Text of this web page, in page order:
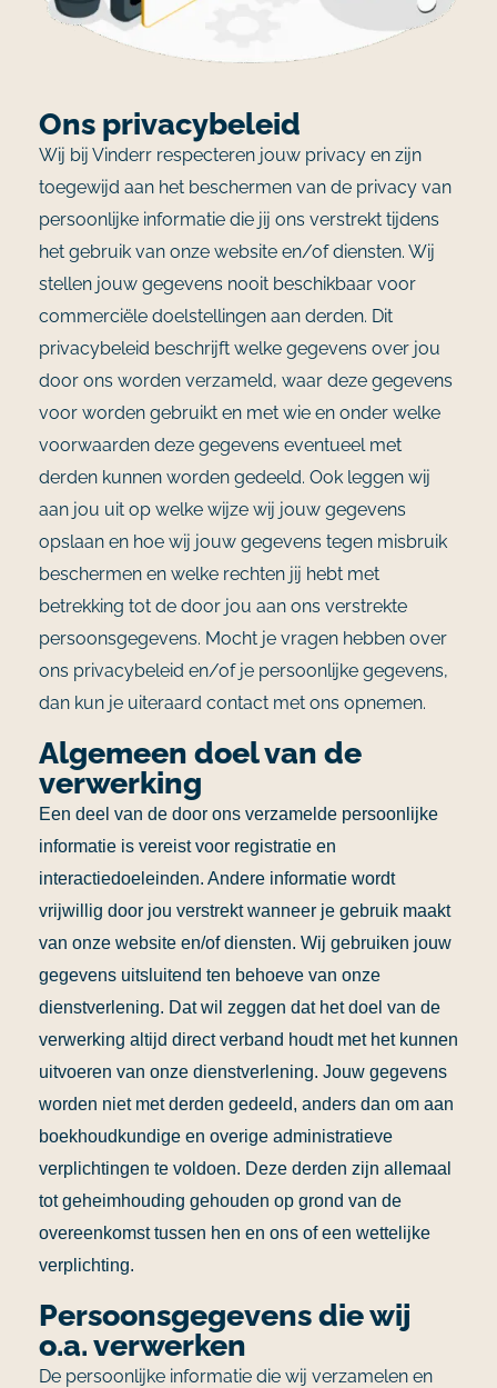
Ons privacybeleid
Wij bij Vinderr respecteren jouw privacy en zijn
toegewijd aan het beschermen van de privacy van
persoonlijke informatie die jij ons verstrekt tijdens
het gebruik van onze website en/of diensten. Wij
stellen jouw gegevens nooit beschikbaar voor
commerciële doelstellingen aan derden. Dit
privacybeleid beschrijft welke gegevens over jou
door ons worden verzameld, waar deze gegevens
voor worden gebruikt en met wie en onder welke
voorwaarden deze gegevens eventueel met
derden kunnen worden gedeeld. Ook leggen wij
aan jou uit op welke wijze wij jouw gegevens
opslaan en hoe wij jouw gegevens tegen misbruik
beschermen en welke rechten jij hebt met
betrekking tot de door jou aan ons verstrekte
persoonsgegevens. Mocht je vragen hebben over
ons privacybeleid en/of je persoonlijke gegevens,
dan kun je uiteraard contact met ons opnemen.
Algemeen doel van de
verwerking
Een deel van de door ons verzamelde persoonlijke
informatie is vereist voor registratie en
interactiedoeleinden. Andere informatie wordt
vrijwillig door jou verstrekt wanneer je gebruik maakt
van onze website en/of diensten. Wij gebruiken jouw
gegevens uitsluitend ten behoeve van onze
dienstverlening. Dat wil zeggen dat het doel van de
verwerking altijd direct verband houdt met het kunnen
uitvoeren van onze dienstverlening. Jouw gegevens
worden niet met derden gedeeld, anders dan om aan
boekhoudkundige en overige administratieve
verplichtingen te voldoen. Deze derden zijn allemaal
tot geheimhouding gehouden op grond van de
overeenkomst tussen hen en ons of een wettelijke
verplichting.
Persoonsgegevens die wij
o.a. verwerken
De persoonlijke informatie die wij verzamelen en